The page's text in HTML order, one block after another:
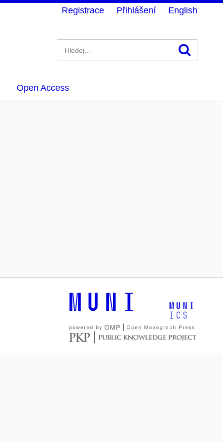
Open Access
Registrace Přihlášení English